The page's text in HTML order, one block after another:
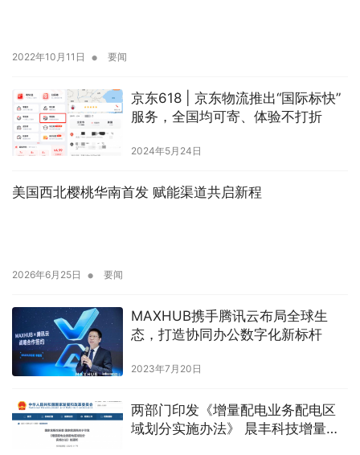
2022年10月11日 • 要闻
京东618 | 京东物流推出“国际标快”
服务，全国均可寄、体验不打折
2024年5月24日
美国西北樱桃华南首发 赋能渠道共启新程
2026年6月25日 • 要闻
MAXHUB携手腾讯云布局全球生
态，打造协同办公数字化新标杆
2023年7月20日
两部门印发《增量配电业务配电区
域划分实施办法》 晨丰科技增量配